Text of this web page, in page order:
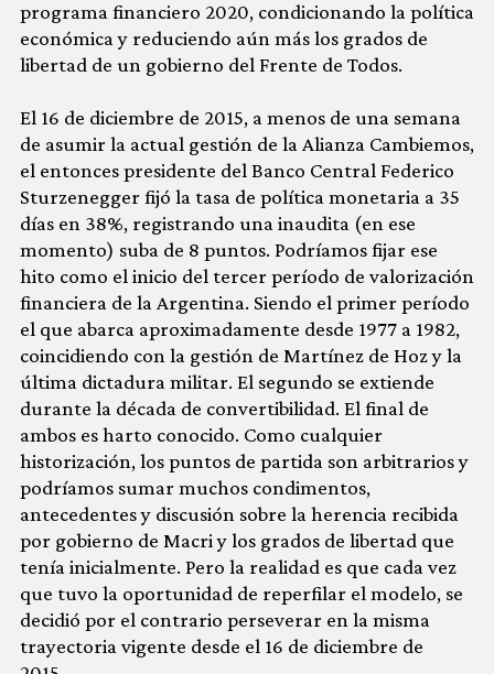
programa financiero 2020, condicionando la política
económica y reduciendo aún más los grados de
libertad de un gobierno del Frente de Todos.
El 16 de diciembre de 2015, a menos de una semana
de asumir la actual gestión de la Alianza Cambiemos,
el entonces presidente del Banco Central Federico
Sturzenegger fijó la tasa de política monetaria a 35
días en 38%, registrando una inaudita (en ese
momento) suba de 8 puntos. Podríamos fijar ese
hito como el inicio del tercer período de valorización
financiera de la Argentina. Siendo el primer período
el que abarca aproximadamente desde 1977 a 1982,
coincidiendo con la gestión de Martínez de Hoz y la
última dictadura militar. El segundo se extiende
durante la década de convertibilidad. El final de
ambos es harto conocido. Como cualquier
historización, los puntos de partida son arbitrarios y
podríamos sumar muchos condimentos,
antecedentes y discusión sobre la herencia recibida
por gobierno de Macri y los grados de libertad que
tenía inicialmente. Pero la realidad es que cada vez
que tuvo la oportunidad de reperfilar el modelo, se
decidió por el contrario perseverar en la misma
trayectoria vigente desde el 16 de diciembre de